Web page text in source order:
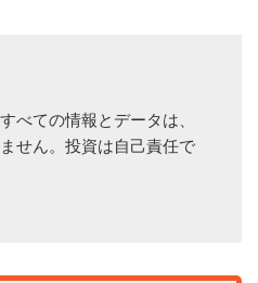
べての情報とデータは、
せん。投資は自己責任で